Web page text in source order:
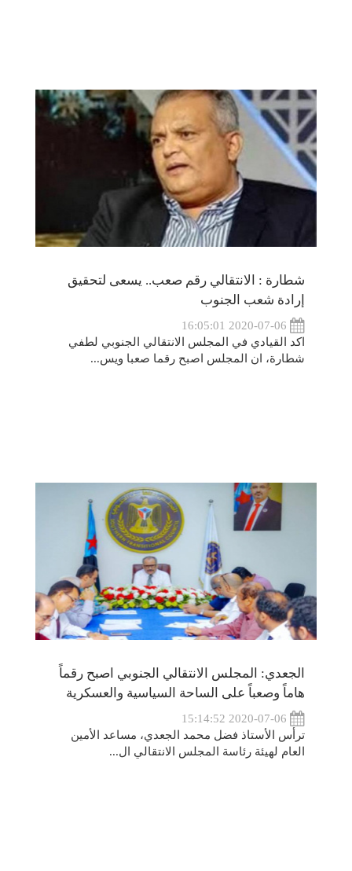
شطارة : الانتقالي رقم صعب.. يسعى لتحقيق
إرادة شعب الجنوب
اكد القيادي في المجلس الانتقالي الجنوبي لطفي
شطارة، ان المجلس اصبح رقما صعبا ويس...
الجعدي: المجلس الانتقالي الجنوبي اصبح رقماً
هاماً وصعباً على الساحة السياسية والعسكرية
ترأس الأستاذ فضل محمد الجعدي، مساعد الأمين
العام لهيئة رئاسة المجلس الانتقالي ال...